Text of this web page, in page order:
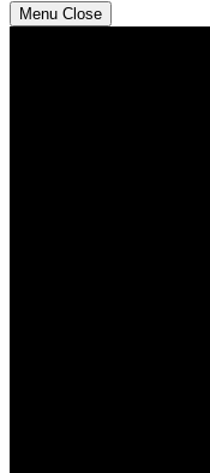
Menu Close